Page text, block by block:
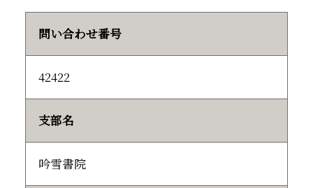
問い合わせ番号
42422
支部名
吟雪書院